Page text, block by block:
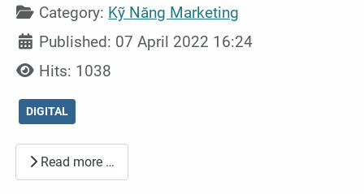
Category: Kỹ Năng Marketing
Published: 07 April 2022 16:24
Hits: 1038
DIGITAL
Read more …